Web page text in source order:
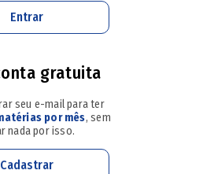
Entrar
gratuita
seu e-mail para ter
por mês, sem
nada por isso.
Cadastrar